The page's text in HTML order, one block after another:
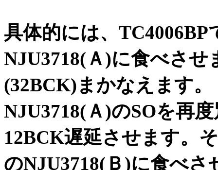
具体的には、
NJU3718(Ａ)に食べさ
(32BCK)まかなえます。
NJU3718(Ａ)のSOを再
12BCK遅延させます。
のNJU3718(Ｂ)に食べ